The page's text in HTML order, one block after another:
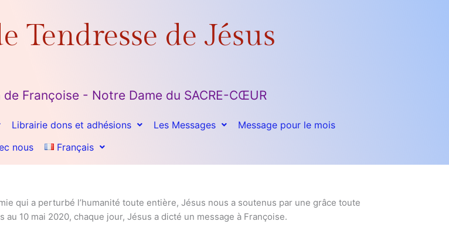
Tendresse de Jésus
Françoise - Notre Dame du SACRE-CŒUR
Librairie dons et adhésions Les Messages
Message pour le mois
nous Français
qui a perturbé l’humanité toute entière, Jésus nous a soutenus par une grâce toute
10 mai 2020, chaque jour, Jésus a dicté un message à Françoise.